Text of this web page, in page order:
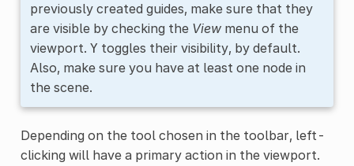
previously created guides, make sure that they
are visible by checking the Viewmenu of the
viewport. Y toggles their visibility, by default.
Also, make sure you have at least one node in
the scene.
Depending on the tool chosen in the toolbar, left-
clicking will have a primary action in the viewport.